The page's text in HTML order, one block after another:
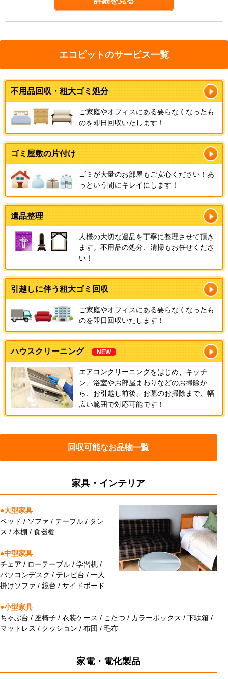
エコピットのサービス一覧
不用品回収・粗大ゴミ処分
ご家庭やオフィスにある要らなくなったも
のを即日回収いたします！
ゴミ屋敷の片付け
ゴミが大量のお部屋もご安心ください！あ
っという間にキレイにします！
遺品整理
人様の大切な遺品を丁寧に整理させて頂き
ます。不用品の処分、清掃もお任せくださ
い！
引越しに伴う粗大ゴミ回収
ご家庭やオフィスにある要らなくなったも
のを即日回収いたします！
ハウスクリーニング NEW
エアコンクリーニングをはじめ、キッチ
ン、浴室やお部屋まわりなどのお掃除か
ら、お引越し前後、お墓のお掃除まで、幅
広い範囲で対応可能です！
回収可能なお品物一覧
家具・インテリア
●大型家具
ベッド / ソファ / テーブル / タン
ス / 本棚 / 食器棚
●中型家具
チェア / ローテーブル / 学習机 /
パソコンデスク / テレビ台 / 一人
掛けソファ / 鏡台 / サイドボード
●小型家具
ちゃぶ台 / 座椅子 / 衣装ケース / こたつ / カラーボックス / 下駄箱 /
マットレス / クッション / 布団 / 毛布
家電・電化製品